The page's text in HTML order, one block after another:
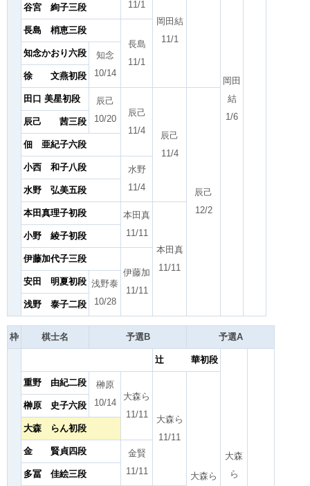
岡田
結
1/6
11/1
岡田結
11/1
谷宮 絢子三段
長島 梢恵三段
長島
11/1
知念かおり六段
知念
10/14
徐 文燕初段
田口 美星初段
辰己
10/20
辰己
11/4
辰己
11/4
辰己
12/2
辰己 茜三段
佃 亜紀子六段
小西 和子八段
水野
11/4
水野 弘美五段
本田真理子初段
本田真
11/11
本田真
11/11
小野 綾子初段
伊藤加代子三段
伊藤加
11/11
安田 明夏初段 浅野泰
10/28
浅野 泰子二段
枠 棋士名 予選B 予選A
辻 華初段
大森
ら
重野 由紀二段
榊原
10/14
大森ら
11/11
大森ら
11/11
大森ら
榊原 史子六段
大森 らん初段
金 賢貞四段
金賢
11/11
多冨 佳絵三段